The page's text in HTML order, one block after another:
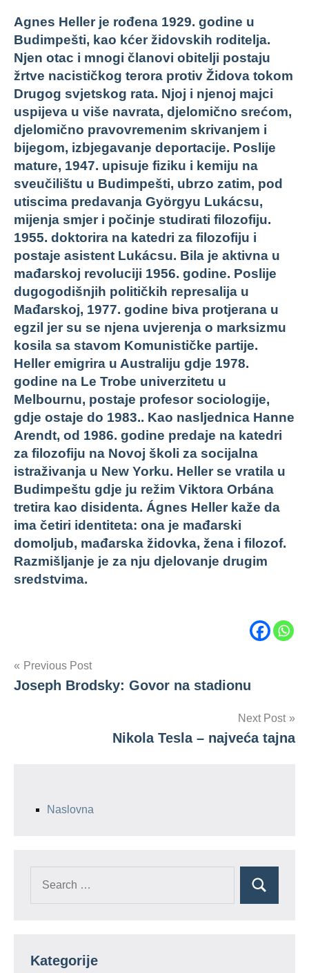
Agnes Heller je rođena 1929. godine u
Budimpešti, kao kćer židovskih roditelja.
Njen otac i mnogi članovi obitelji postaju
žrtve nacističkog terora protiv Židova tokom
Drugog svjetskog rata. Njoj i njenoj majci
uspijeva u više navrata, djelomično srećom,
djelomično pravovremenim skrivanjem i
bijegom, izbjegavanje deportacije. Poslije
mature, 1947. upisuje fiziku i kemiju na
sveučilištu u Budimpešti, ubrzo zatim, pod
utiscima predavanja Györgyu Lukácsu,
mijenja smjer i počinje studirati filozofiju.
1955. doktorira na katedri za filozofiju i
postaje asistent Lukácsu. Bila je aktivna u
mađarskoj revoluciji 1956. godine. Poslije
dugogodišnjih političkih represalija u
Mađarskoj, 1977. godine biva protjerana u
egzil jer su se njena uvjerenja o marksizmu
kosila sa stavom Komunističke partije.
Heller emigrira u Australiju gdje 1978.
godine na Le Trobe univerzitetu u
Melbournu, postaje profesor sociologije,
gdje ostaje do 1983.. Kao nasljednica Hanne
Arendt, od 1986. godine predaje na katedri
za filozofiju na Novoj školi za socijalna
istraživanja u New Yorku. Heller se vratila u
Budimpeštu gdje ju režim Viktora Orbána
tretira kao disidenta. Ágnes Heller kaže da
ima četiri identiteta: ona je mađarski
domoljub, mađarska židovka, žena i filozof.
Razmišljanje je za nju djelovanje drugim
sredstvima.
TagsAgnes
Heller
Post
navigation
Previous Post
Joseph Brodsky: Govor na stadionu
Next Post
Nikola Tesla – najveća tajna
Naslovna
Search
Kategorije